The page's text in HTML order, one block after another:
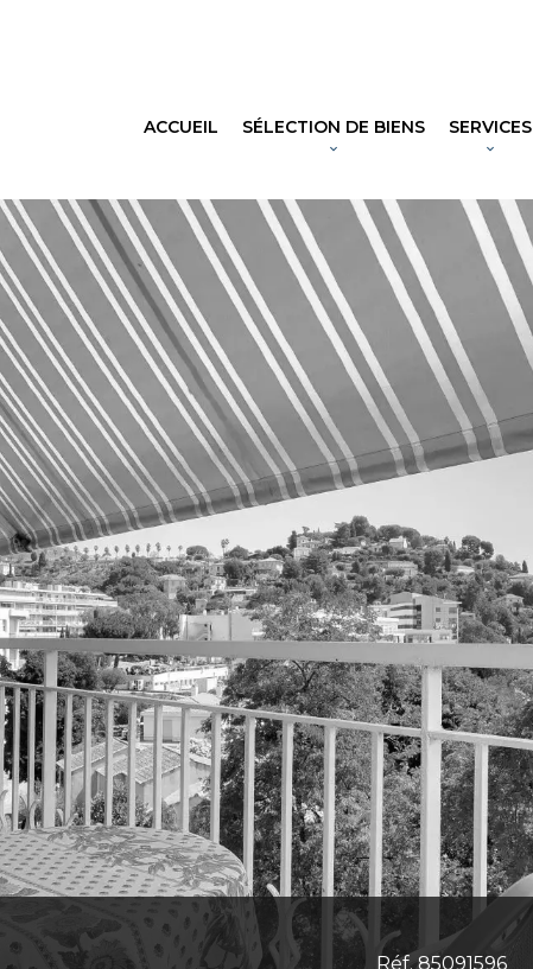
ACCUEIL SÉLECTION DE BIENS SERVICES
Réf. 85091596